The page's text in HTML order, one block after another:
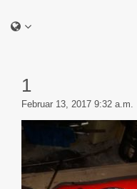
1
Februar 13, 2017 9:32 a.m.